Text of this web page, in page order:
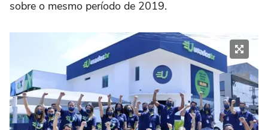
sobre o mesmo período de 2019.